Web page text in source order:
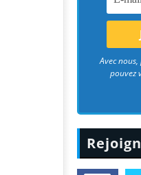
Avec
pouvez